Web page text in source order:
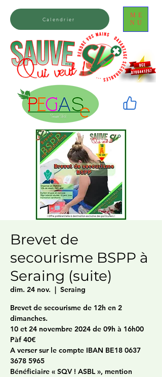
ME
NU
Calendrier
Brevet de
secourisme BSPP à
Seraing (suite)
dim. 24 nov.
  |
Seraing
Brevet de secourisme de 12h en 2
dimanches.
10 et 24 novembre 2024 de 09h à 16h00
Pàf 40€
A verser sur le compte IBAN BE18 0637
3678 5965
Bénéficiaire « SQV ! ASBL », mention